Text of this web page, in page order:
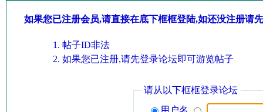
如果您已注册会员,请直接在底下框框登陆,如还没注册请
帖子ID非法
如果您已注册,请先登录论坛即可游览帖子
请从以下框框登录论坛
用户名